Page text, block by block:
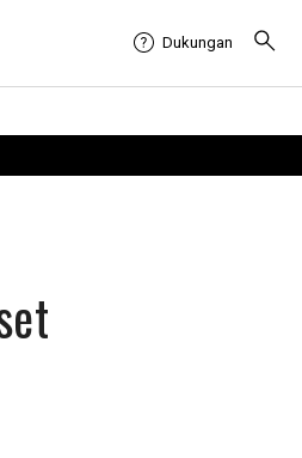
Dukungan